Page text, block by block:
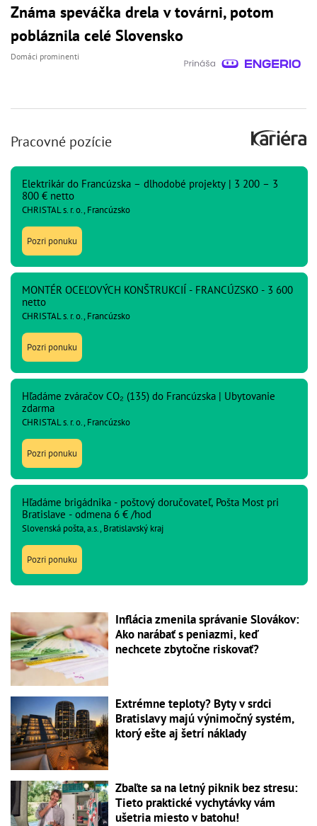
Známa speváčka drela v továrni, potom
pobláznila celé Slovensko
Domáci prominenti
Pracovné pozície
Elektrikár do Francúzska – dlhodobé projekty | 3 200 – 3
800 € netto
CHRISTAL s. r. o., Francúzsko
Pozri ponuku
MONTÉR OCEĽOVÝCH KONŠTRUKCIÍ - FRANCÚZSKO - 3 600
netto
CHRISTAL s. r. o., Francúzsko
Pozri ponuku
Hľadáme zváračov CO₂ (135) do Francúzska | Ubytovanie
zdarma
CHRISTAL s. r. o., Francúzsko
Pozri ponuku
Hľadáme brigádnika - poštový doručovateľ, Pošta Most pri
Bratislave - odmena 6 € /hod
Slovenská pošta, a.s., Bratislavský kraj
Pozri ponuku
Inflácia zmenila správanie Slovákov:
Ako narábať s peniazmi, keď
nechcete zbytočne riskovať?
Extrémne teploty? Byty v srdci
Bratislavy majú výnimočný systém,
ktorý ešte aj šetrí náklady
Zbaľte sa na letný piknik bez stresu:
Tieto praktické vychytávky vám
ušetria miesto v batohu!